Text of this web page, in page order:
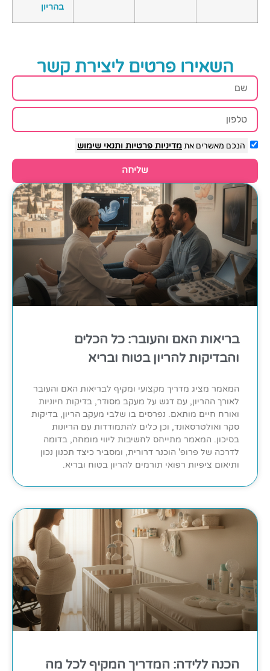
בהריון
השאירו פרטים ליצירת קשר
הנכם מאשרים אתמדיניות פרטיות ותנאי שימוש
שליחה
בריאות האם והעובר: כל הכלים
והבדיקות להריון בטוח ובריא
המאמר מציג מדריך מקצועי ומקיף לבריאות האם והעובר
לאורך ההריון, עם דגש על מעקב מסודר, בדיקות חיוניות
ואורח חיים מותאם. נפרסים בו שלבי מעקב הריון, בדיקות
סקר ואולטרסאונד, וכן כלים להתמודדות עם הריונות
בסיכון. המאמר מתייחס לחשיבות ליווי מומחה, בדומה
לדרכה של פרופ' הוכנר דרורית, ומסביר כיצד תכנון נכון
ותיאום ציפיות רפואי תורמים להריון בטוח ובריא.
הכנה ללידה: המדריך המקיף לכל מה